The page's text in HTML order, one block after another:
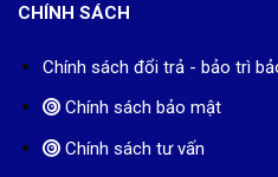
CHÍNH SÁCH
Chính sách đổi trả - bảo trì
Chính sách bảo mật
Chính sách tư vấn